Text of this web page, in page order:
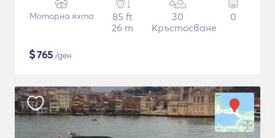
Моторна яхта
85 ft
26 m
30
Кръстосване
0
$765 /ден